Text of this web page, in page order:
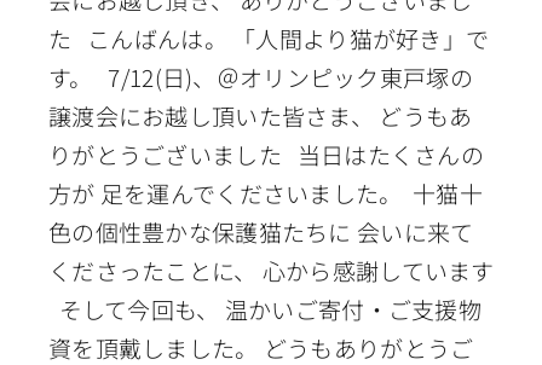
た こんばんは。 「人間より猫が好き」で
す。 7/12(日)、＠オリンピック東戸塚の
譲渡会にお越し頂いた皆さま、 どうもあ
りがとうございました 当日はたくさんの
方が 足を運んでくださいました。 十猫十
色の個性豊かな保護猫たちに 会いに来て
くださったことに、 心から感謝しています
そして今回も、 温かいご寄付・ご支援物
資を頂戴しました。 どうもありがとうご